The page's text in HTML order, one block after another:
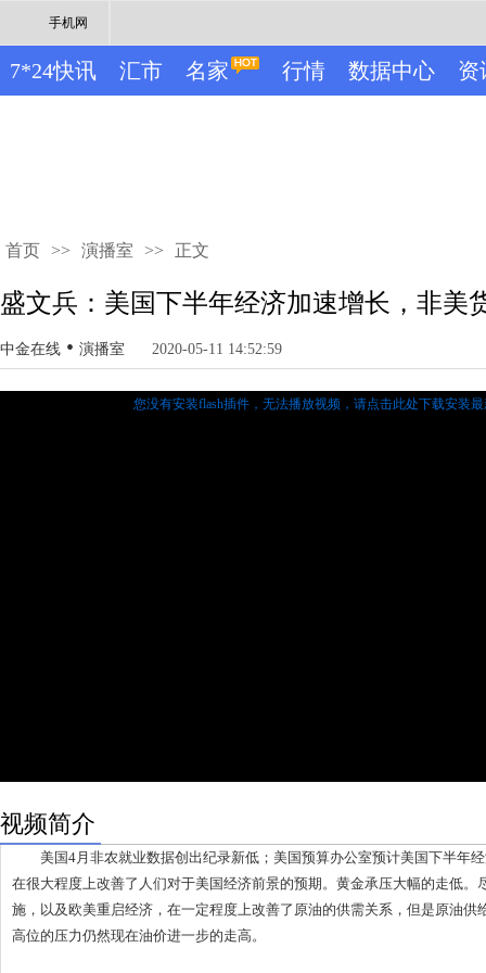
手机网
7*24快讯 汇市 名家 行情 数据中心 资
首页 >> 演播室 >> 正文
盛文兵：美国下半年经济加速增长，非美
中金在线 • 演播室 2020-05-11 14:52:59
您没有安装flash插件，无法播放视频， 请点击此处下载安装
视频简介
美国4月非农就业数据创出纪录新低；美国预算办公室预计美国下半年经
在很大程度上改善了人们对于美国经济前景的预期。黄金承压大幅的走低。
施，以及欧美重启经济，在一定程度上改善了原油的供需关系，但是原油供
高位的压力仍然现在油价进一步的走高。